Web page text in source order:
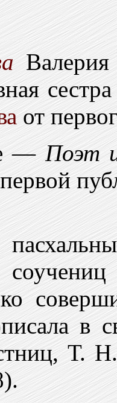
Валерия
от
—Поэт
в
Т.